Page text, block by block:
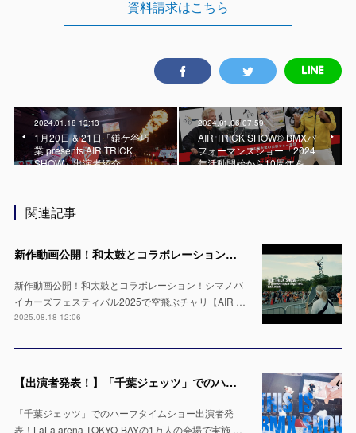
資料請求はこちら
2024.01.18 13:13
1月20日 & 21日「鎌ケ谷巧
業 presents AIR TRICK
SHOW」出演者紹介
2024.01.06 07:59
AIR TRICK SHOW® BMXパ
フォーマンスショー「2024
年活動開始から10周年を…
関連記事
新作動画公開！和太鼓とコラボレーション！シマノバイカーズフェスティバル2025で空飛ぶチャリ【AIR TRICK SHOW】
新作動画公開！和太鼓とコラボレーション！シマノバ
イカーズフェスティバル2025で空飛ぶチャリ【AIR …
2025.08.18 12:06
【出演者発表！】「千葉ジェッツ」でのハーフタイムショー LaLa arena TOKYO-BAYの1万人の会場で実施 ※4月12日 & 13日
「千葉ジェッツ」でのハーフタイムショー出演者発
表！LaLa arena TOKYO-BAYの1万人の会場で実施 …